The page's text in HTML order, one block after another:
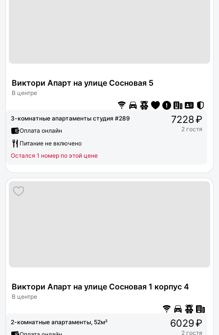
Виктори Апарт на улице Сосновая 5
В центре
3-комнатные апартаменты студия #289
Оплата онлайн
Питание не включено
Остался 1 номер по этой цене
7228 ₽
2 гостя
Виктори Апарт на улице Сосновая 1 корпус 4
В центре
2-комнатные апартаменты, 52м²
6029 ₽
2 гостя